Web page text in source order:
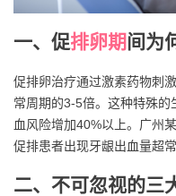
一、促排卵期 间为
促排卵治疗通过激素药物刺
常周期的3-5倍。这种特殊
血风险增加40%以上。广州
促排患者出现牙龈出血量超常
二、不可忽视的三